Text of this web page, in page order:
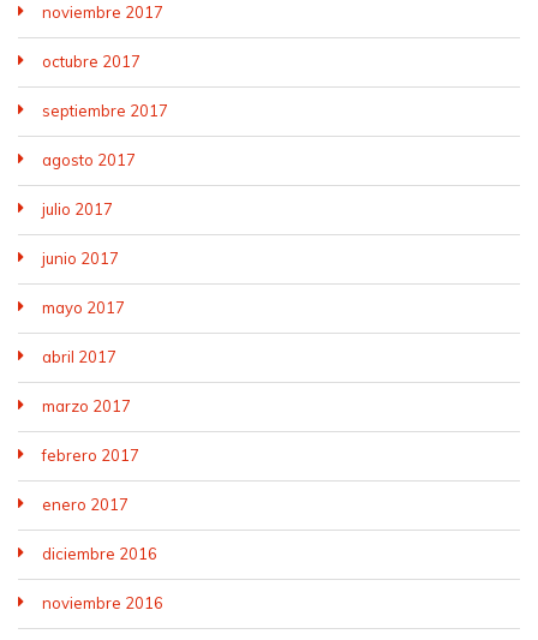
noviembre 2017
octubre 2017
septiembre 2017
agosto 2017
julio 2017
junio 2017
mayo 2017
abril 2017
marzo 2017
febrero 2017
enero 2017
diciembre 2016
noviembre 2016